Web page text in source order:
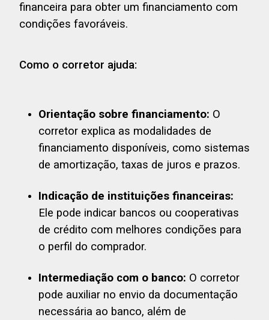
financeira para obter um financiamento com
condições favoráveis.
Como o corretor ajuda:
Orientação sobre financiamento: O
corretor explica as modalidades de
financiamento disponíveis, como sistemas
de amortização, taxas de juros e prazos.
Indicação de instituições financeiras:
Ele pode indicar bancos ou cooperativas
de crédito com melhores condições para
o perfil do comprador.
Intermediação com o banco: O corretor
pode auxiliar no envio da documentação
necessária ao banco, além de